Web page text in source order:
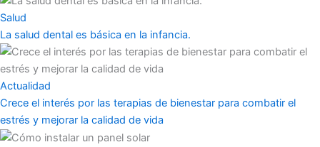
Salud
La salud dental es básica en la infancia.
Actualidad
Crece el interés por las terapias de bienestar para combatir el
estrés y mejorar la calidad de vida